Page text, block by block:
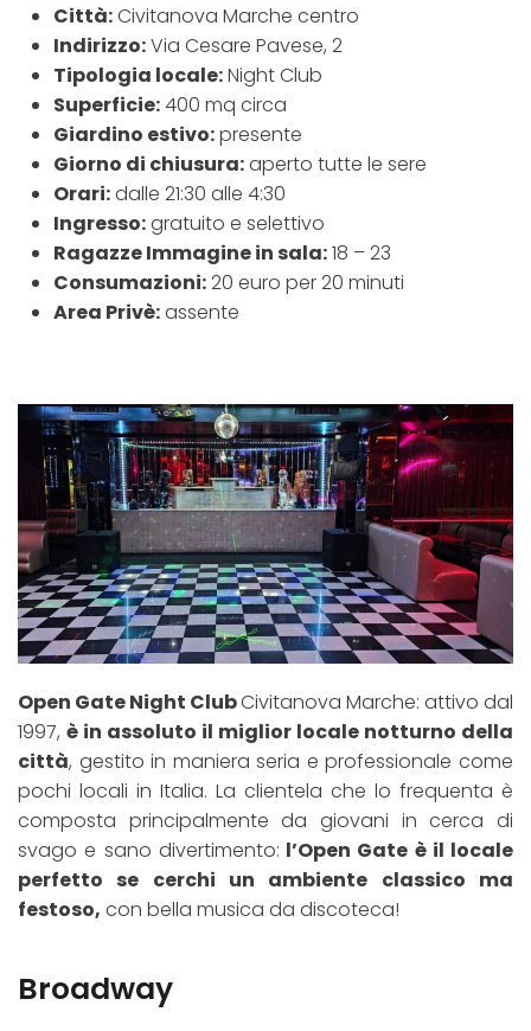
Città:Civitanova Marche centro
Indirizzo:Via Cesare Pavese, 2
Tipologia locale:Night Club
Superficie:400 mq circa
Giardino estivo:presente
Giorno di chiusura:aperto tutte le sere
Orari:dalle 21:30 alle 4:30
Ingresso:gratuito e selettivo
Ragazze Immagine in sala:18 – 23
Consumazioni:20 euro per 20 minuti
Area Privè:assente
Open Gate Night ClubCivitanova Marche: attivo dal
1997, è in assoluto il miglior locale notturno della
città, gestito in maniera seria e professionale come
pochi locali in Italia. La clientela che lo frequenta è
composta principalmente da giovani in cerca di
svago e sano divertimento: l’Open Gate è il locale
perfetto se cerchi un ambiente classico ma
festoso, con bella musica da discoteca!
Broadway